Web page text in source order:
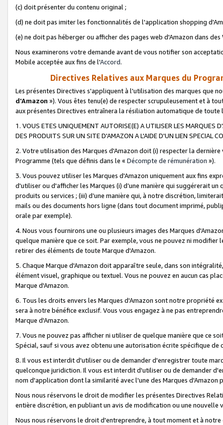
(c) doit présenter du contenu original ;
(d) ne doit pas imiter les fonctionnalités de l'application shopping
(e) ne doit pas héberger ou afficher des pages web d'Amazon dans
Nous examinerons votre demande avant de vous notifier son
Mobile acceptée aux fins de l'Accord.
Directives Relatives aux Marques du
Les présentes Directives s'appliquent à l'utilisation des marques que
d'Amazon »). Vous êtes tenu(e) de respecter scrupuleusement et à
aux présentes Directives entraînera la résiliation automatique de
1. VOUS ETES UNIQUEMENT AUTORISE(E) A UTILISER LES MARQUES
DES PRODUITS SUR UN SITE D'AMAZON A L'AIDE D'UN LIEN SPECIAL
2. Votre utilisation des Marques d'Amazon doit (i) respecter la
Programme (tels que définis dans le « Décompte de rémunération »).
3. Vous pouvez utiliser les Marques d'Amazon uniquement aux fins
d'utiliser ou d'afficher les Marques (i) d’une manière qui suggérerait
produits ou services ; (iii) d’une manière qui, à notre discrétion,
mails ou des documents hors ligne (dans tout document imprimé,
orale par exemple).
4. Nous vous fournirons une ou plusieurs images des Marques
quelque manière que ce soit. Par exemple, vous ne pouvez ni
retirer des éléments de toute Marque d'Amazon.
5. Chaque Marque d'Amazon doit apparaître seule, dans son
élément visuel, graphique ou textuel. Vous ne pouvez en aucun cas
Marque d'Amazon.
6. Tous les droits envers les Marques d'Amazon sont notre propriété
sera à notre bénéfice exclusif. Vous vous engagez à ne pas
Marque d'Amazon.
7. Vous ne pouvez pas afficher ni utiliser de quelque manière que ce
Spécial, sauf si vous avez obtenu une autorisation écrite spécifique de
8. Il vous est interdit d'utiliser ou de demander d'enregistrer toute
quelconque juridiction. Il vous est interdit d'utiliser ou de demander
nom d'application dont la similarité avec l'une des Marques
Nous nous réservons le droit de modifier les présentes Directives
entière discrétion, en publiant un avis de modification ou une nouvelle
Nous nous réservons le droit d'entreprendre, à tout moment et à